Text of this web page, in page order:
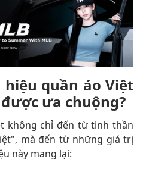
quần áo Việt
ưa chuộng?
không chỉ đến từ tinh thần
mà đến từ những giá trị
này mang lại: